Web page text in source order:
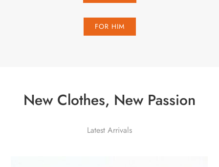
FOR HIM
New Clothes, New Passion
Latest Arrivals